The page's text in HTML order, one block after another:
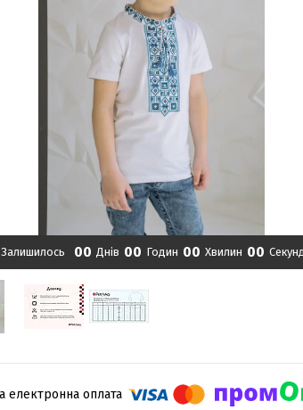
Залишилось 00 Днів 00 Годин 00 Хвилин 00